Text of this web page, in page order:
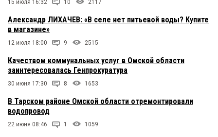
15 июля 16:32 10 2117
Александр ЛИХАЧЕВ: «В селе нет питьевой воды? Купите
в магазине»
12 июля 18:00 9 2515
Качеством коммунальных услуг в Омской области
заинтересовалась Генпрокуратура
30 июня 17:30 8 1653
В Тарском районе Омской области отремонтировали
водопровод
22 июня 08:46 1 1059